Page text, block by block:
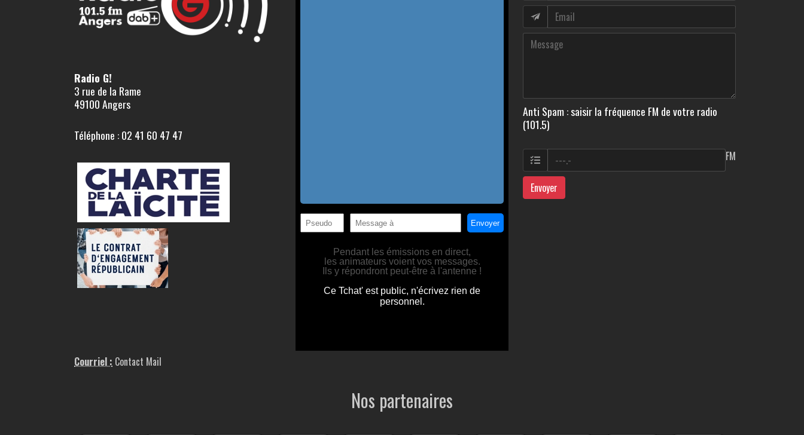
Radio G!
3 rue de la Rame
49100 Angers
Téléphone : 02 41 60 47 47
Courriel : Contact Mail
Anti Spam : saisir la fréquence FM de votre radio
(101.5)
FM
Envoyer
Nos partenaires